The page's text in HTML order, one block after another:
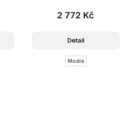
2 772 Kč
Detail
Modrá